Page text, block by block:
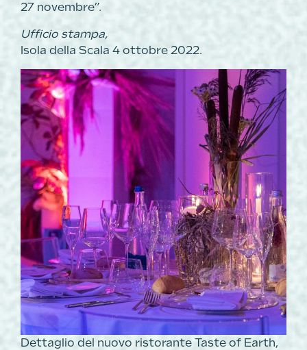
27 novembre”.
Ufficio stampa,
Isola della Scala 4 ottobre 2022.
Dettaglio del nuovo ristorante Taste of Earth,